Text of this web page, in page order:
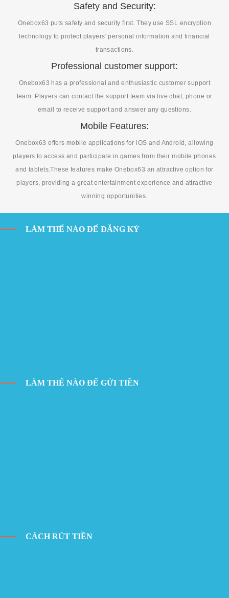
Safety and Security:
Onebox63 puts safety and security first. They use SSL encryption
technology to protect players' personal information and financial
transactions.
Professional customer support:
Onebox63 has a professional and enthusiastic customer support
team. Players can contact the support team via live chat, phone or
email to receive support and answer any questions.
Mobile Features:
Onebox63 offers mobile applications for iOS and Android, allowing
players to access and participate in games from their mobile phones
and tablets.These features make Onebox63 an attractive option for
players, providing a great entertainment experience and attractive
winning opportunities.
LÀM THẾ NÀO ĐỂ ĐĂNG KÝ
LÀM THẾ NÀO ĐỂ GỬI TIỀN
CÁCH RÚT TIỀN